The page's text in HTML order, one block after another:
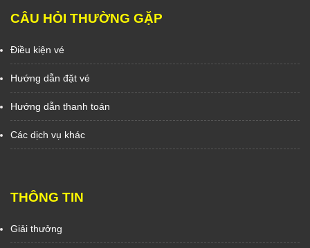
CÂU HỎI THƯỜNG GẶP
Điều kiện vé
Hướng dẫn đặt vé
Hướng dẫn thanh toán
Các dịch vụ khác
THÔNG TIN
Giải thưởng